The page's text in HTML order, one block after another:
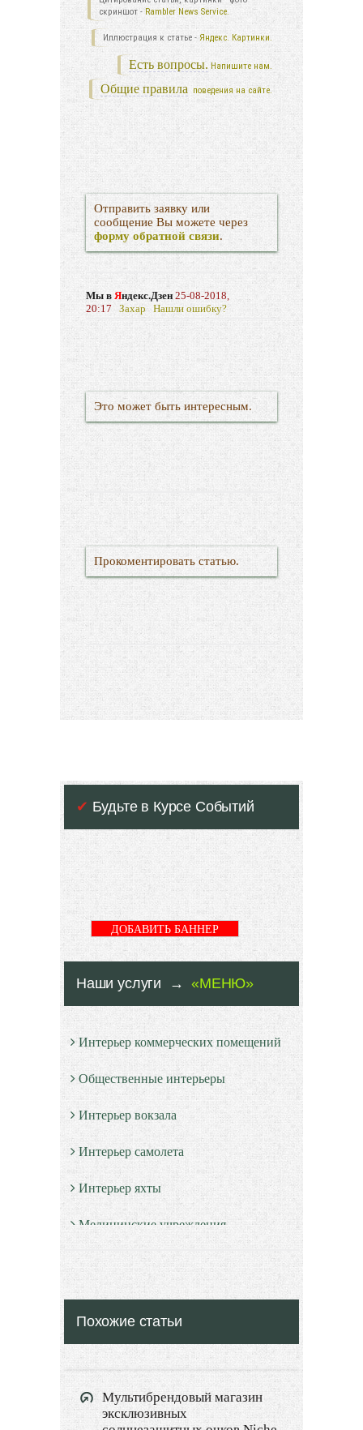
скриншот - Rambler News Service.
Иллюстрация к статье - Яндекс. Картинки.
Есть вопросы. Напишите нам.
Общие правила поведения на сайте.
Отправить заявку или
сообщение Вы можете через
форму обратной связи.
Мы в Яндекс.Дзен25-08-2018,
20:17 Захар Нашли ошибку?
Это может быть интересным.
Прокоментировать статью.
✔ Будьте в Курсе Событий
ДОБАВИТЬ БАННЕР
Наши услуги →«МЕНЮ»
Интерьер коммерческих помещений
Общественные интерьеры
Интерьер вокзала
Интерьер самолета
Интерьер яхты
Медицинские учреждения
Культура и образование
Красота и здоровье
Декор
Двор и сад
Похожие статьи
Мультибрендовый магазин
эксклюзивных